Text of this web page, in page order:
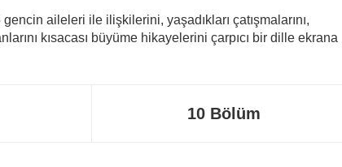
aileleri ile ilişkilerini, yaşadıkları çatışmalarını,
kısacası büyüme hikayelerini çarpıcı bir dille ekrana
10 Bölüm